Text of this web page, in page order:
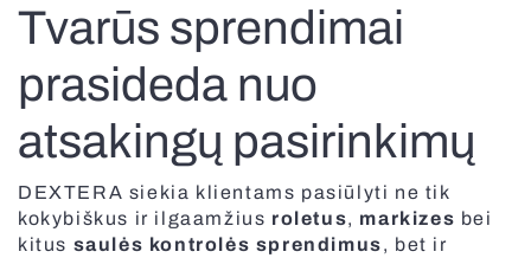
Tvarūs sprendimai
prasideda nuo
atsakingų pasirinkimų
DEXTERA siekia klientams pasiūlyti ne tik
kokybiškus ir ilgaamžius roletus, markizes bei
kitus saulės kontrolės sprendimus, bet ir